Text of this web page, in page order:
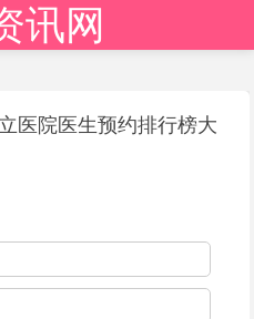
讯网
医院医生预约排行榜大